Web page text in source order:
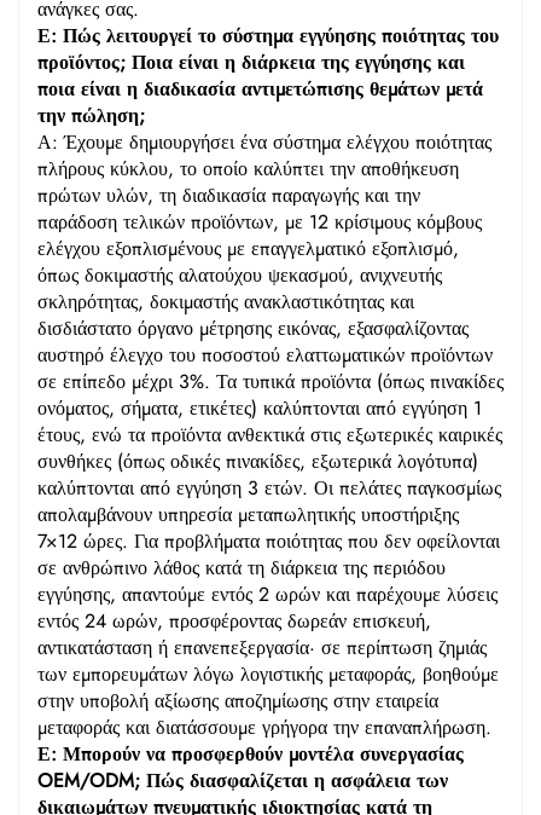
ανάγκες σας.
Ε: Πώς λειτουργεί το σύστημα εγγύησης ποιότητας του
προϊόντος; Ποια είναι η διάρκεια της εγγύησης και
ποια είναι η διαδικασία αντιμετώπισης θεμάτων μετά
την πώληση;
Α: Έχουμε δημιουργήσει ένα σύστημα ελέγχου ποιότητας
πλήρους κύκλου, το οποίο καλύπτει την αποθήκευση
πρώτων υλών, τη διαδικασία παραγωγής και την
παράδοση τελικών προϊόντων, με 12 κρίσιμους κόμβους
ελέγχου εξοπλισμένους με επαγγελματικό εξοπλισμό,
όπως δοκιμαστής αλατούχου ψεκασμού, ανιχνευτής
σκληρότητας, δοκιμαστής ανακλαστικότητας και
δισδιάστατο όργανο μέτρησης εικόνας, εξασφαλίζοντας
αυστηρό έλεγχο του ποσοστού ελαττωματικών προϊόντων
σε επίπεδο μέχρι 3%. Τα τυπικά προϊόντα (όπως πινακίδες
ονόματος, σήματα, ετικέτες) καλύπτονται από εγγύηση 1
έτους, ενώ τα προϊόντα ανθεκτικά στις εξωτερικές καιρικές
συνθήκες (όπως οδικές πινακίδες, εξωτερικά λογότυπα)
καλύπτονται από εγγύηση 3 ετών. Οι πελάτες παγκοσμίως
απολαμβάνουν υπηρεσία μεταπωλητικής υποστήριξης
7×12 ώρες. Για προβλήματα ποιότητας που δεν οφείλονται
σε ανθρώπινο λάθος κατά τη διάρκεια της περιόδου
εγγύησης, απαντούμε εντός 2 ωρών και παρέχουμε λύσεις
εντός 24 ωρών, προσφέροντας δωρεάν επισκευή,
αντικατάσταση ή επανεπεξεργασία· σε περίπτωση ζημιάς
των εμπορευμάτων λόγω λογιστικής μεταφοράς, βοηθούμε
στην υποβολή αξίωσης αποζημίωσης στην εταιρεία
μεταφοράς και διατάσσουμε γρήγορα την επαναπλήρωση.
Ε: Μπορούν να προσφερθούν μοντέλα συνεργασίας
OEM/ODM; Πώς διασφαλίζεται η ασφάλεια των
δικαιωμάτων πνευματικής ιδιοκτησίας κατά τη